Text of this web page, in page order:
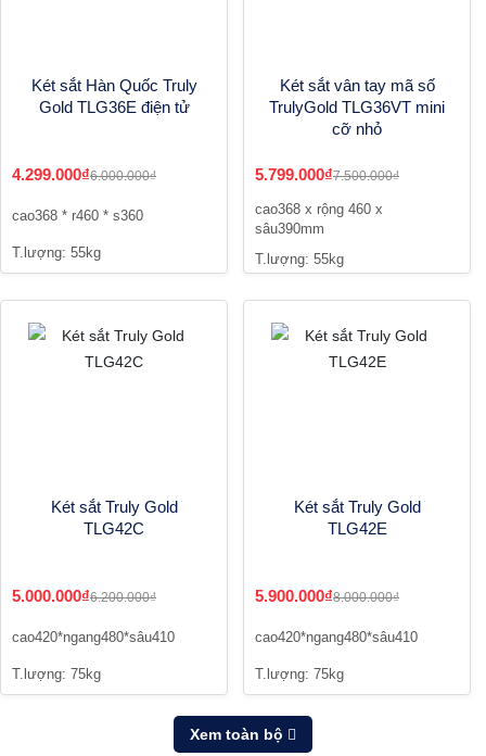
Két sắt Hàn Quốc Truly
Gold TLG36E điện tử
4.299.000₫6.000.000₫
cao368 * r460 * s360
T.lượng: 55kg
Két sắt vân tay mã số
TrulyGold TLG36VT mini
cỡ nhỏ
5.799.000₫7.500.000₫
cao368 x rộng 460 x
sâu390mm
T.lượng: 55kg
Két sắt Truly Gold
TLG42C
5.000.000₫6.200.000₫
cao420*ngang480*sâu410
T.lượng: 75kg
Két sắt Truly Gold
TLG42E
5.900.000₫8.000.000₫
cao420*ngang480*sâu410
T.lượng: 75kg
Xem toàn bộ